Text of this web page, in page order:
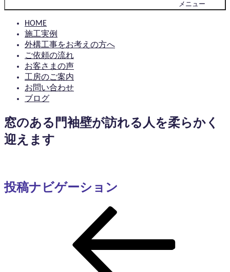
メニュー
HOME
施工実例
外構工事をお考えの方へ
ご依頼の流れ
お客さまの声
工房のご案内
お問い合わせ
ブログ
窓のある門袖壁が訪れる人を柔らかく
迎えます
投稿ナビゲーション